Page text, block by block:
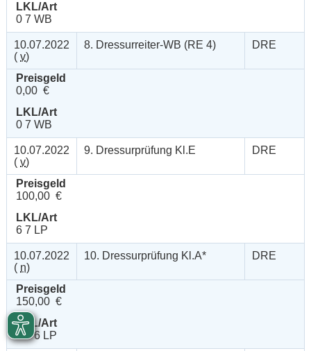
LKL/Art
0 7 WB
10.07.2022
( v)
8. Dressurreiter-WB (RE 4) DRE
Preisgeld
0,00 €
LKL/Art
0 7 WB
10.07.2022
( v)
9. Dressurprüfung Kl.E DRE
Preisgeld
100,00 €
LKL/Art
6 7 LP
10.07.2022
( n)
10. Dressurprüfung Kl.A* DRE
Preisgeld
150,00 €
LKL/Art
4 5 6 LP